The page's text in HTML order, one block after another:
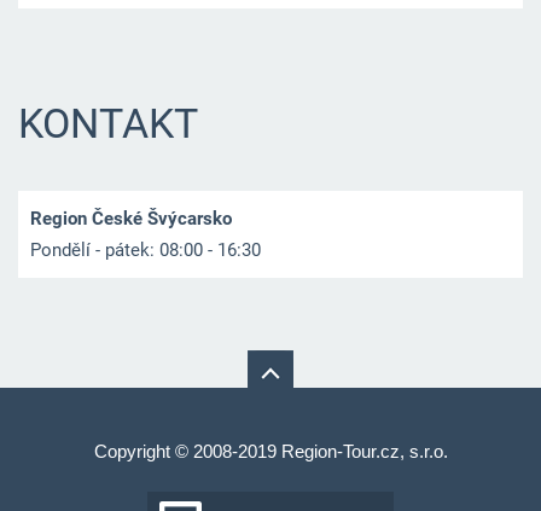
KONTAKT
Region České Švýcarsko
Pondělí - pátek: 08:00 - 16:30
Copyright © 2008-2019 Region-Tour.cz, s.r.o.